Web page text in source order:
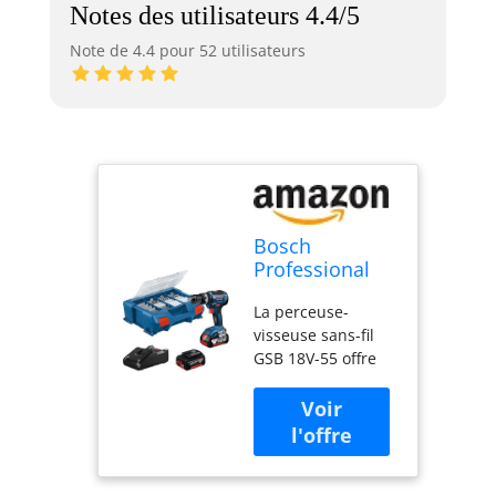
Notes des utilisateurs 4.4/5
Note de 4.4 pour 52 utilisateurs
Bosch
Professional
perceuse-
visseuse à
percussion
sans-fil GSB
18V-55 (couple
max. 55 Nm,
avec 2
batteries 4,0
La perceuse-
visseuse sans-fil
GSB 18V-55 offre
professionnelles
avec son couple de
55 Nm et son
moteur sans